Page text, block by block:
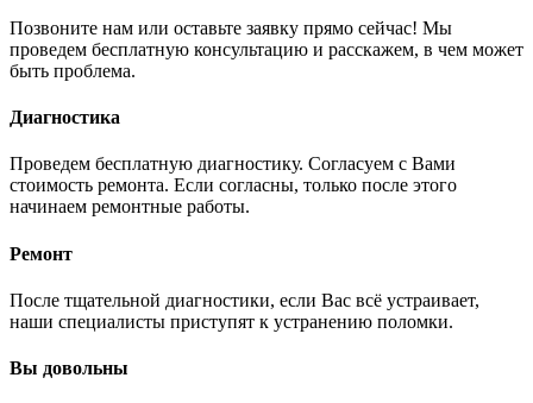
Позвоните нам или оставьте заявку прямо сейчас! Мы
проведем бесплатную консультацию и расскажем, в чем может
быть проблема.
Диагностика
Проведем бесплатную диагностику. Согласуем с Вами
стоимость ремонта. Если согласны, только после этого
начинаем ремонтные работы.
Ремонт
После тщательной диагностики, если Вас всё устраивает,
наши специалисты приступят к устранению поломки.
Вы довольны